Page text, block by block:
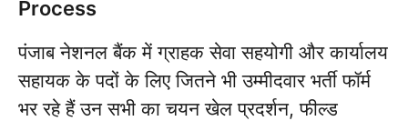
Process
पंजाब नेशनल बैंक में ग्राहक सेवा सहयोगी और कार्यालय
सहायक के पदों के लिए जितने भी उम्मीदवार भर्ती फॉर्म
भर रहे हैं उन सभी का चयन खेल प्रदर्शन, फील्ड